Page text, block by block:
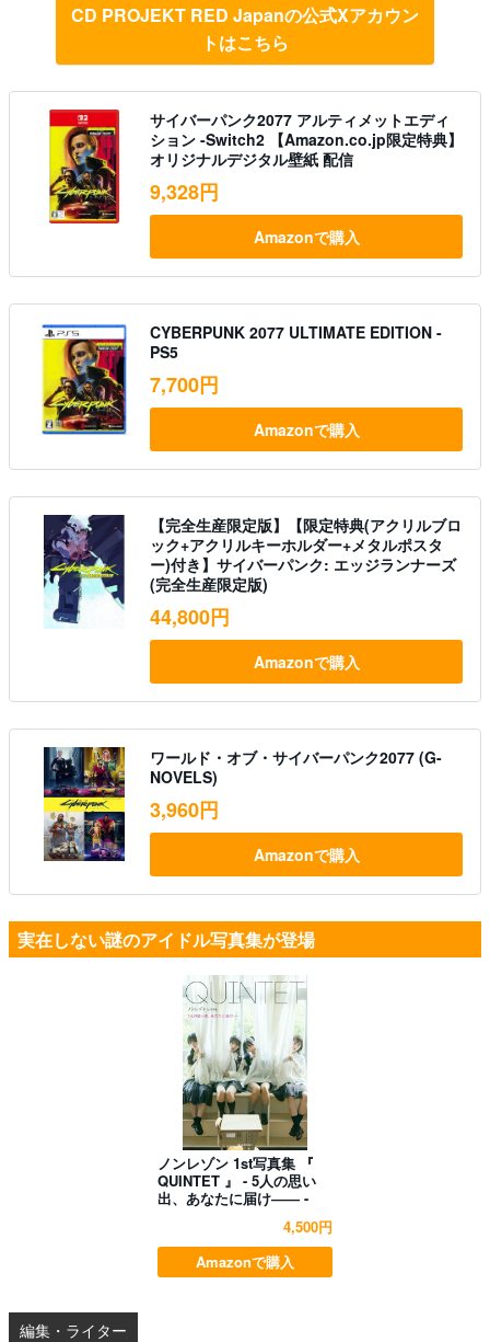
CD PROJEKT RED Japanの公式Xアカウン
トはこちら
サイバーパンク2077 アルティメットエディ
ション -Switch2 【Amazon.co.jp限定特典】
オリジナルデジタル壁紙 配信
9,328円
Amazonで購入
CYBERPUNK 2077 ULTIMATE EDITION -
PS5
7,700円
Amazonで購入
【完全生産限定版】【限定特典(アクリルブロ
ック+アクリルキーホルダー+メタルポスタ
ー)付き】サイバーパンク: エッジランナーズ
(完全生産限定版)
44,800円
Amazonで購入
ワールド・オブ・サイバーパンク2077 (G-
NOVELS)
3,960円
Amazonで購入
実在しない謎のアイドル写真集が登場
ノンレゾン 1st写真集 『
QUINTET 』 - 5人の思い
出、あなたに届け―― -
4,500円
Amazonで購入
編集・ライター